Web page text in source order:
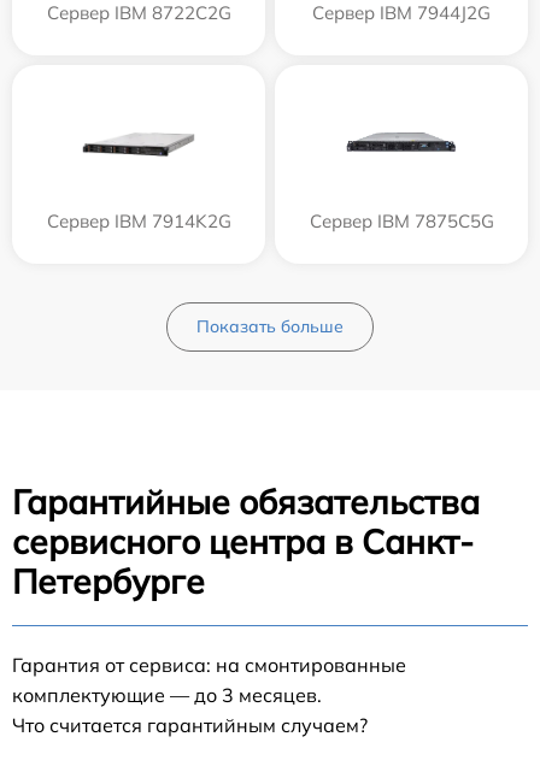
Сервер IBM 8722C2G Сервер IBM 7944J2G
Сервер IBM 7914K2G Сервер IBM 7875C5G
Показать больше
Гарантийные обязательства
сервисного центра в Санкт-
Петербурге
Гарантия от сервиса: на смонтированные
комплектующие — до 3 месяцев.
Что считается гарантийным случаем?